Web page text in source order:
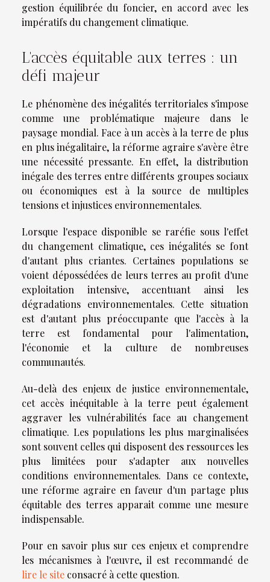
gestion équilibrée du foncier, en accord avec les
impératifs du changement climatique.
L'accès équitable aux terres : un
défi majeur
Le phénomène des inégalités territoriales s'impose
comme une problématique majeure dans le
paysage mondial. Face à un accès à la terre de plus
en plus inégalitaire, la réforme agraire s'avère être
une nécessité pressante. En effet, la distribution
inégale des terres entre différents groupes sociaux
ou économiques est à la source de multiples
tensions et injustices environnementales.
Lorsque l'espace disponible se raréfie sous l'effet
du changement climatique, ces inégalités se font
d'autant plus criantes. Certaines populations se
voient dépossédées de leurs terres au profit d'une
exploitation intensive, accentuant ainsi les
dégradations environnementales. Cette situation
est d'autant plus préoccupante que l'accès à la
terre est fondamental pour l'alimentation,
l'économie et la culture de nombreuses
communautés.
Au-delà des enjeux de justice environnementale,
cet accès inéquitable à la terre peut également
aggraver les vulnérabilités face au changement
climatique. Les populations les plus marginalisées
sont souvent celles qui disposent des ressources les
plus limitées pour s'adapter aux nouvelles
conditions environnementales. Dans ce contexte,
une réforme agraire en faveur d'un partage plus
équitable des terres apparait comme une mesure
indispensable.
Pour en savoir plus sur ces enjeux et comprendre
les mécanismes à l'œuvre, il est recommandé de
lire le site consacré à cette question.